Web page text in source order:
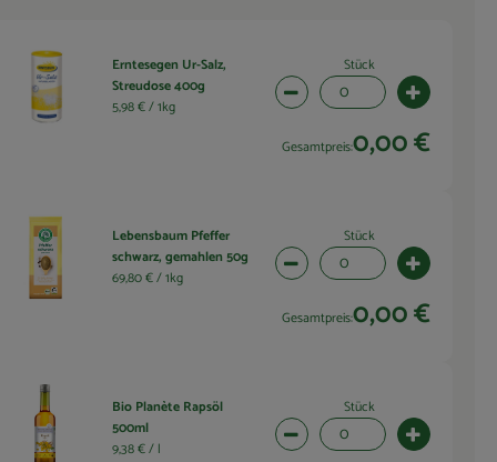
ändern
Erntesegen Ur-Salz,
Streudose 400g
5,98 € /1kg
Stück
Artikelanzahl verringern (0
Gesamtpreis:0,00 €
ändern
Lebensbaum Pfeffer
schwarz, gemahlen 50g
69,80 € /1kg
Stück
Artikelanzahl verringern (0
Gesamtpreis:0,00 €
ändern
Bio Planète Rapsöl
500ml
9,38 € / l
Stück
Artikelanzahl verringern (0